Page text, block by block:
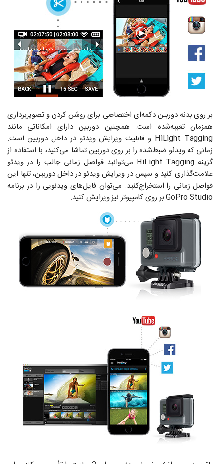
بر روی بدنه دوربین دکمه‌ای اختصاصی برای روشن کردن و تصویربرداری
همزمان تعبیه‌شده است. همچنین دوربین دارای امکاناتی مانند
HiLight Tagging و قابلیت ویرایش ویدئو در داخل دوربین است.
زمانی که ویدئو ضبط‌شده را بر روی دوربین تماشا می‌کنید، با استفاده از
گزینه HiLight Tagging می‌توانید فواصل زمانی جالب را در ویدئو
علامت‌گذاری کنید و سپس در ویرایش ویدئو در داخل دوربین، تنها این
فواصل زمانی را استخراج‌کنید. می‌توان فایل‌های ویدئویی را در برنامه
GoPro Studio بر روی کامپیوتر نیز ویرایش کنید.